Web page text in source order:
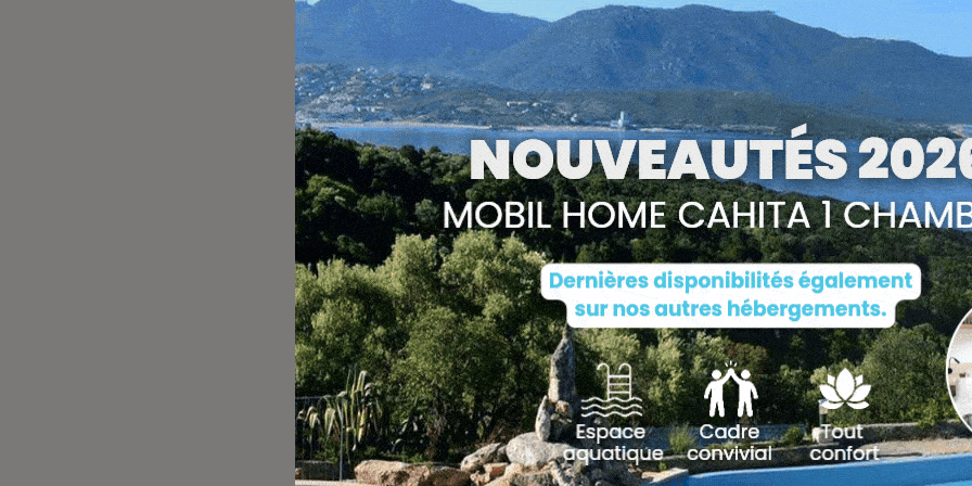
support informatique et/ou papier, et par quelque procédé que ce soit
de framing*), de l’un ou l’autre des éléments du Site https://
services proposés à la vente, sans l’accord préalable et exprès de Francecom
constitue un acte de contrefaçon, qui pourra entraîner des condamnations
pénales. Seule l’impression papier est autorisée aux fins de copie privée à
copiste au sens de l’article L122-5 2° du Code de propriété intellectuelle.
Aucun lien hypertexte vers le Sitehttps://www.campingesplanade.frne peut
l’accord préalable et exprès deFrancecom.
*L’action de capter le contenu de pages d’un site Internet pour le transférer sur
Internet par le biais d’un lien hypertexte, en faisant apparaître le dit contenu
Crédits photos
Photos :Camping l'Esplanade.
Photos non contractuelles : Unsplash